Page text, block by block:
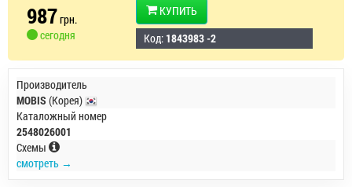
987грн.
сегодня
КУПИТЬ
Код: 1843983 -2
Производитель
MOBIS (Корея)
Каталожный номер
2548026001
Схемы
смотреть →